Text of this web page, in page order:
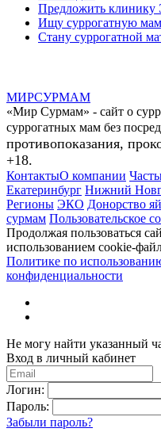
Предложить
Ищу суррогатную
Стану суррогатной
МИРСУРМАМ
«Мир Сурмам» - сайт о
суррогатных мам без
противопоказания,
+18.
КонтактыО компании
Екатеринбург Нижний
Регионы ЭКО Донорство
сурмам Пользовательское
Продолжая пользоваться
использованием cookie-
Политике по
конфиденциальности
Не могу найти указанный
Вход в личный кабинет
Логин:
Пароль:
Забыли пароль?